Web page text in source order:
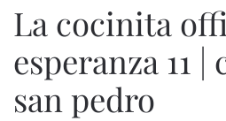
La cocinita
esperanza 11
san pedro